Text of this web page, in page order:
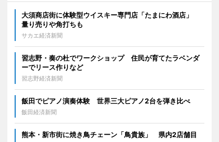
大須商店街に体験型ウイスキー専門店「たまにわ酒店」
量り売りや角打ちも
サカエ経済新聞
習志野・奏の杜でワークショップ 住民が育てたラベンダ
ーでリース作りなど
習志野経済新聞
飯田でピアノ演奏体験 世界三大ピアノ2台を弾き比べ
飯田経済新聞
熊本・新市街に焼き鳥チェーン「鳥貴族」 県内2店舗目